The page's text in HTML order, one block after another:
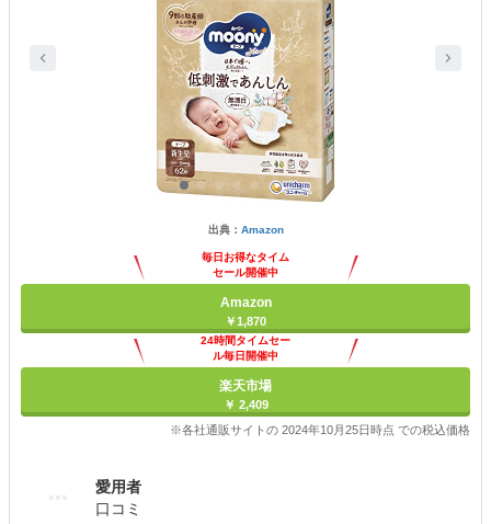
出典： Amazon
毎日お得なタイム
セール開催中
Amazon
￥1,870
24時間タイムセー
ル毎日開催中
楽天市場
￥ 2,409
※各社通販サイトの 2024年10月25日時点 での税込価格
愛用者
口コミ